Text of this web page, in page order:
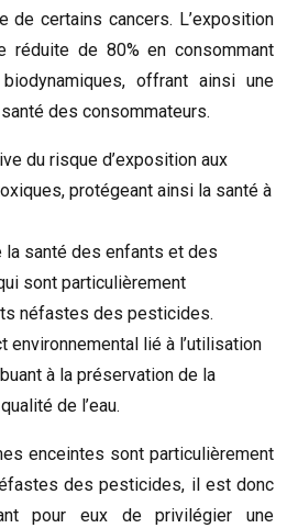
de certains cancers. L’exposition
réduite de 80% en consommant
offrant ainsi une
des consommateurs.
du risque d’exposition aux
protégeant ainsi la santé à
la santé des enfants et des
sont particulièrement
néfastes des pesticides.
environnemental lié à l’utilisation
à la préservation de la
de l’eau.
enceintes sont particulièrement
des pesticides, il est donc
pour eux de privilégier une